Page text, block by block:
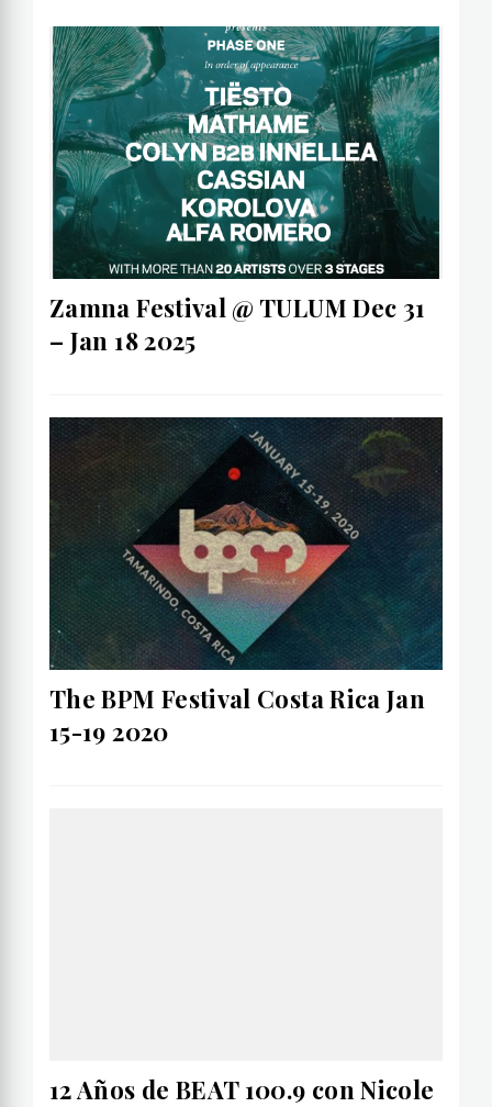
Zamna Festival @ TULUM Dec 31
– Jan 18 2025
The BPM Festival Costa Rica Jan
15-19 2020
12 Años de BEAT 100.9 con Nicole